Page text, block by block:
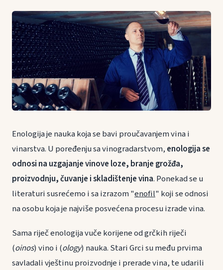
Enologija je nauka koja se bavi proučavanjem vina i
vinarstva. U poređenju sa vinogradarstvom, enologija se
odnosi na uzgajanje vinove loze, branje grožđa,
proizvodnju, čuvanje i skladištenje vina. Ponekad se u
literaturi susrećemo i sa izrazom "enofil" koji se odnosi
na osobu koja je najviše posvećena procesu izrade vina.
Sama riječ enologija vuče korijene od grčkih riječi
(oinos) vino i (ology) nauka. Stari Grci su među prvima
savladali vještinu proizvodnje i prerade vina, te udarili